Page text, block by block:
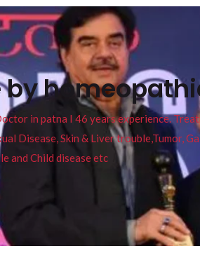
in patna I 46 years experience.
Disease, Skin & Liver trouble,Tumor,
and Child disease etc